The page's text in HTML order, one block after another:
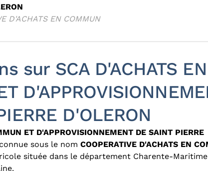
D'ACHATS EN COMMUN
sur SCA D'ACHATS EN
D'OLERON
ET D'APPROVISIONNEMENT DE SAINT PIERRE
sous le nom COOPERATIVE D'ACHATS EN
située dans le département Charente-Maritime